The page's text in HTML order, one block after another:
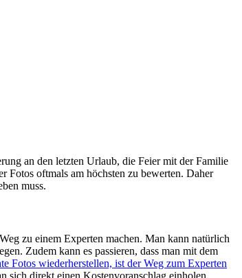
an den letzten Urlaub, die Feier mit der Familie
Fotos oftmals am höchsten zu bewerten. Daher
muss.
zu einem Experten machen. Man kann natürlich
Zudem kann es passieren, dass man mit dem
Fotos wiederherstellen, ist der Weg zum Experten